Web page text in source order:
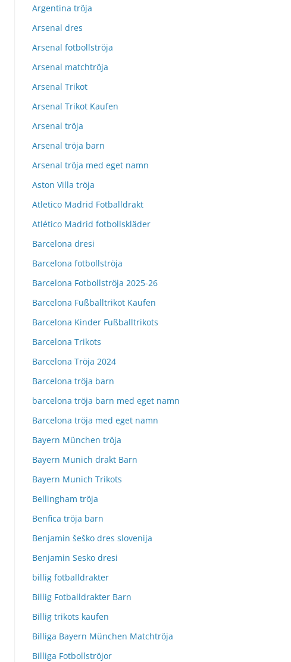
Argentina tröja
Arsenal dres
Arsenal fotbollströja
Arsenal matchtröja
Arsenal Trikot
Arsenal Trikot Kaufen
Arsenal tröja
Arsenal tröja barn
Arsenal tröja med eget namn
Aston Villa tröja
Atletico Madrid Fotballdrakt
Atlético Madrid fotbollskläder
Barcelona dresi
Barcelona fotbollströja
Barcelona Fotbollströja 2025-26
Barcelona Fußballtrikot Kaufen
Barcelona Kinder Fußballtrikots
Barcelona Trikots
Barcelona Tröja 2024
Barcelona tröja barn
barcelona tröja barn med eget namn
Barcelona tröja med eget namn
Bayern München tröja
Bayern Munich drakt Barn
Bayern Munich Trikots
Bellingham tröja
Benfica tröja barn
Benjamin šeško dres slovenija
Benjamin Sesko dresi
billig fotballdrakter
Billig Fotballdrakter Barn
Billig trikots kaufen
Billiga Bayern München Matchtröja
Billiga Fotbollströjor